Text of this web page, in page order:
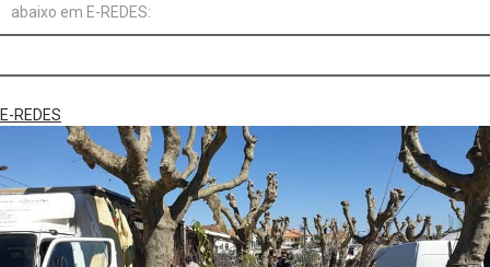
abaixo em E-REDES:
E-REDES